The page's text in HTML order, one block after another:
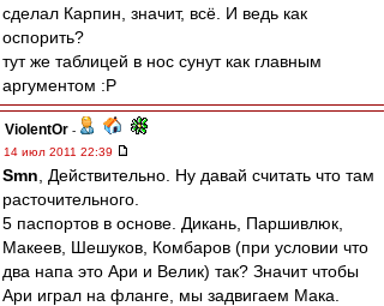
сделал Карпин, значит, всё. И ведь как
оспорить?
тут же таблицей в нос сунут как главным
аргументом :P
ViolentOr -
14 июл 2011 22:39
Smn , Действительно. Ну давай считать что там
расточительного.
5 паспортов в основе. Дикань, Паршивлюк,
Макеев, Шешуков, Комбаров (при условии что
два напа это Ари и Велик) так? Значит чтобы
Ари играл на фланге, мы задвигаем Мака.